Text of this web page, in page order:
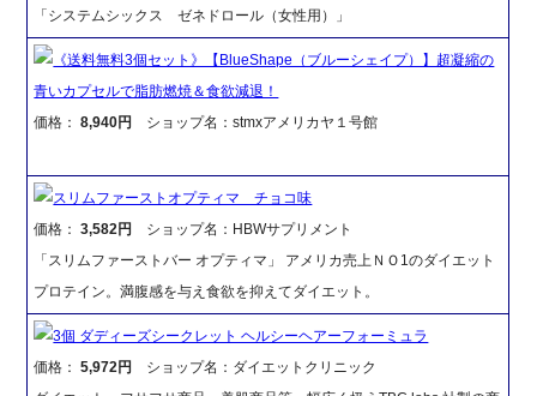
「システムシックス ゼネドロール（女性用）」
《送料無料3個セット》【BlueShape（ブルーシェイプ）】超凝縮の
青いカプセルで脂肪燃焼＆食欲減退！
価格：8,940円 ショップ名：stmxアメリカヤ１号館
スリムファーストオプティマ チョコ味
価格：3,582円
ショップ名：HBWサプリメント
「スリムファーストバー オプティマ」 アメリカ売上ＮＯ1のダイエット
プロテイン。満腹感を与え食欲を抑えてダイエット。
3個 ダディーズシークレット ヘルシーヘアーフォーミュラ
価格：5,972円
ショップ名：ダイエットクリニック